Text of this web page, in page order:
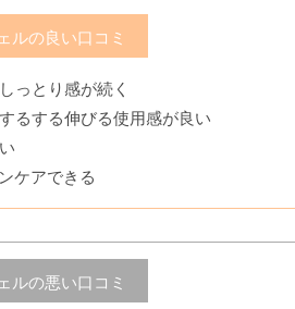
ルの良い口コミ
っとり感が続く
るする伸びる使用感が良い
ケアできる
ルの悪い口コミ